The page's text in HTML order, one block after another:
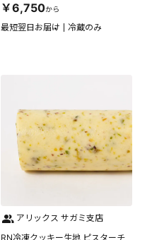
￥6,750から
最短翌日お届け 冷蔵のみ
アリックス サガミ支店
RN冷凍クッキー生地 ピスターチ